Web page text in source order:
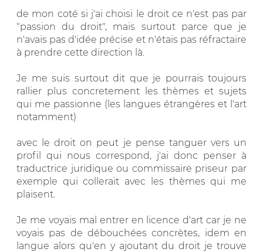
de mon coté si j'ai choisi le droit ce n'est pas par
"passion du droit", mais surtout parce que je
n'avais pas d'idée précise et n'étais pas réfractaire
à prendre cette direction là.
Je me suis surtout dit que je pourrais toujours
rallier plus concretement les thèmes et sujets
qui me passionne (les langues étrangères et l'art
notamment)
avec le droit on peut je pense tanguer vers un
profil qui nous correspond, j'ai donc penser à
traductrice juridique ou commissaire priseur par
exemple qui collerait avec les thèmes qui me
plaisent.
Je me voyais mal entrer en licence d'art car je ne
voyais pas de débouchées concrètes, idem en
langue alors qu'en y ajoutant du droit je trouve